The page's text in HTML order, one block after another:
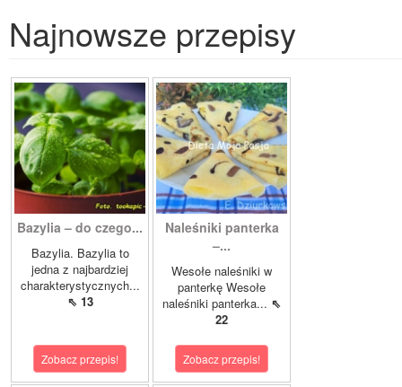
Najnowsze przepisy
Bazylia – do czego...
Bazylia. Bazylia to
jedna z najbardziej
charakterystycznych...
⇖ 13
Zobacz przepis!
Naleśniki panterka
–...
Wesołe naleśniki w
panterkę Wesołe
naleśniki panterka... ⇖
22
Zobacz przepis!